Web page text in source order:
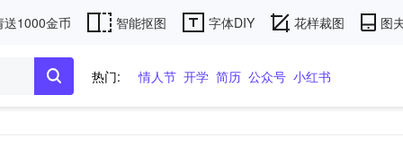
送1000金币 智能抠图 字体DIY 花样裁图 图
热门: 情人节 开学 简历 公众号 小红书